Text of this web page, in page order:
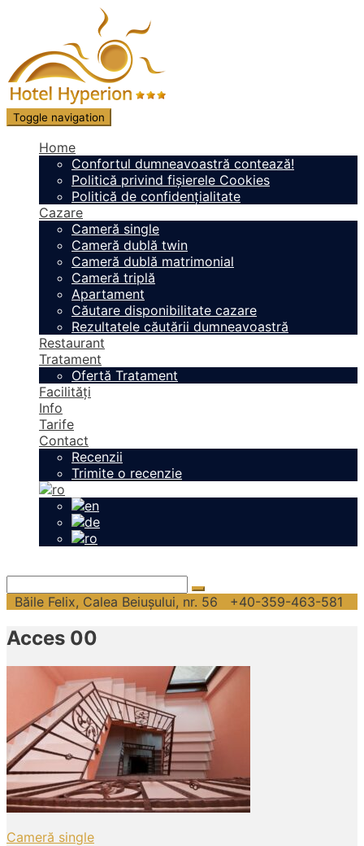
Toggle navigation
Home
Confortul dumneavoastră contează!
Politică privind fișierele Cookies
Politică de confidențialitate
Cazare
Cameră single
Cameră dublă twin
Cameră dublă matrimonial
Cameră triplă
Apartament
Căutare disponibilitate cazare
Rezultatele căutării dumneavoastră
Restaurant
Tratament
Ofertă Tratament
Facilități
Info
Tarife
Contact
Recenzii
Trimite o recenzie
Băile Felix, Calea Beiușului, nr. 56 +40-359-463-581
Acces 00
Post
Cameră single